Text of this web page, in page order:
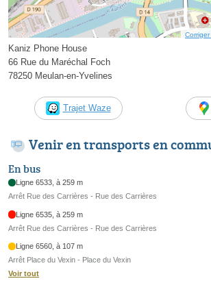
Kaniz Phone House
66 Rue du Maréchal Foch
78250 Meulan-en-Yvelines
Trajet Waze
Venir en transports en
En bus
Ligne 6533, à 259 m
Arrêt Rue des Carrières - Rue des Carrières
Ligne 6535, à 259 m
Arrêt Rue des Carrières - Rue des Carrières
Ligne 6560, à 107 m
Arrêt Place du Vexin - Place du Vexin
Voir tout